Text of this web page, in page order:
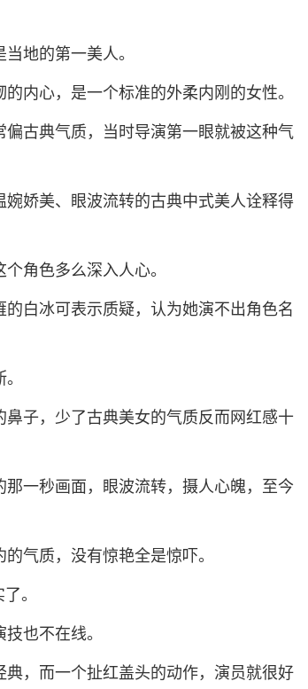
地的第一美人。
内心，是一个标准的外柔内刚的女性。
古典气质，当时导演第一眼就被这种气
娇美、眼波流转的古典中式美人诠释得
角色多么深入人心。
白冰可表示质疑，认为她演不出角色名
子，少了古典美女的气质反而网红感十
一秒画面，眼波流转，摄人心魄，至今
气质，没有惊艳全是惊吓。
。
也不在线。
，而一个扯红盖头的动作，演员就很好